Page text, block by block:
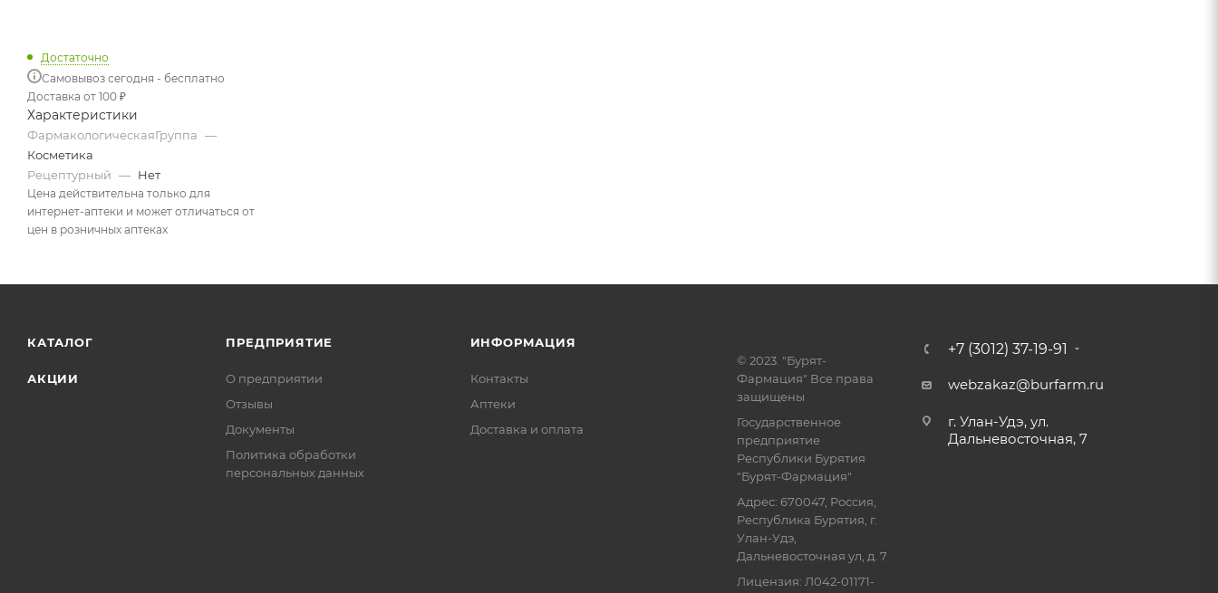
Достаточно
Самовывоз сегодня - бесплатно
Доставка от 100 ₽
Характеристики
ФармакологическаяГруппа —
Косметика
Рецептурный — Нет
Цена действительна только для
интернет-аптеки и может отличаться от
цен в розничных аптеках
КАТАЛОГ
АКЦИИ
ПРЕДПРИЯТИЕ
О предприятии
Отзывы
Документы
Политика обработки
персональных данных
ИНФОРМАЦИЯ
Контакты
Аптеки
Доставка и оплата
© 2023. "Бурят-
Фармация" Все права
защищены
Государственное
предприятие
Республики Бурятия
"Бурят-Фармация"
Адрес: 670047, Россия,
Республика Бурятия, г.
Улан-Удэ,
Дальневосточная ул, д. 7
Лицензия: Л042-01171-
+7 (3012) 37-19-91
webzakaz@burfarm.ru
г. Улан-Удэ, ул.
Дальневосточная, 7